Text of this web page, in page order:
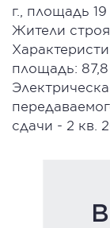
г., площадь
Жители
площадь: 87,8
сдачи - 2 кв.